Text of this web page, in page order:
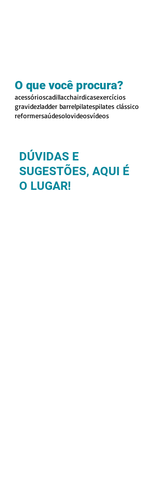
O que você procura?
acessórioscadillacchairdicasexercícios
gravidezladder barrelpilatespilates clássico
reformersaúdesolovideosvídeos
DÚVIDAS E
SUGESTÕES, AQUI É
O LUGAR!